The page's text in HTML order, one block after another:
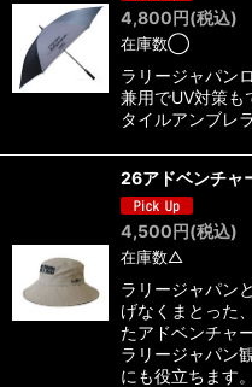
4,800円(税込)
在庫数◯
ラリージャパン
兼用でUV対策も
タイルアンブレラ
26アドベンチャ
4,500円(税込)
在庫数△
ラリージャパン
げなくまとった
たアドベンチャ
ラリージャパン
にも役立ちます